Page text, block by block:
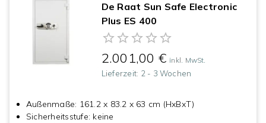
De Raat Sun Safe Electronic
Plus ES 400
2.001,00 € inkl. MwSt.
Lieferzeit: 2 - 3 Wochen
Außenmaße: 161.2 x 83.2 x 63 cm (HxBxT)
Sicherheitsstufe: keine